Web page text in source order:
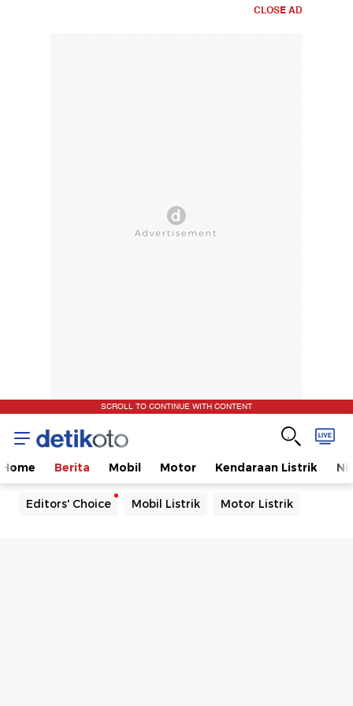
CLOSE AD
SCROLL TO CONTINUE WITH CONTENT
Home Berita Mobil Motor Kendaraan Listrik
Editors' Choice Mobil Listrik Motor Listrik